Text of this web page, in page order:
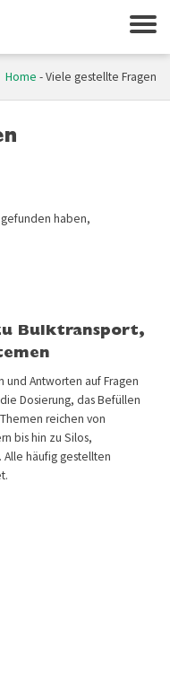
Home -Viele gestellte Fragen
haben,
Bulk­transport,
Antworten auf Fragen
Dosierung, das Befüllen
reichen von
bis hin zu Silos,
häufig gestellten